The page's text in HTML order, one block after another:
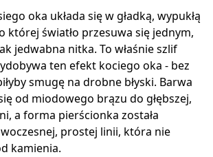
oka układa się w gładką, wypukłą
której światło przesuwa się jednym,
jedwabna nitka. To właśnie szlif
ten efekt kociego oka - bez
smugę na drobne błyski. Barwa
od miodowego brązu do głębszej,
a forma pierścionka została
prostej linii, która nie
kamienia.